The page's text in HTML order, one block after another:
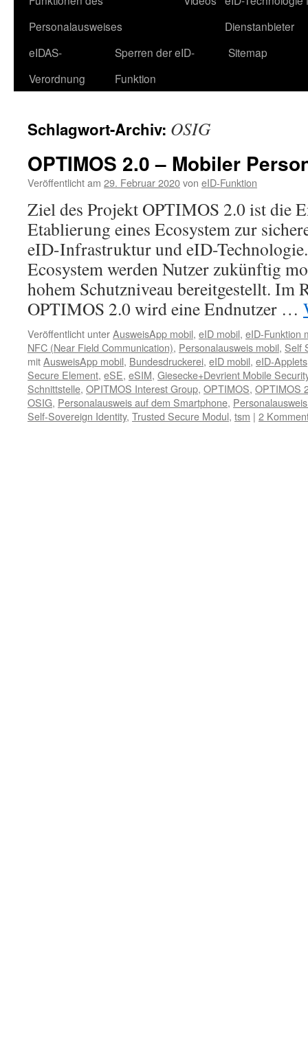
Personalausweises
Dienstanbieter
eIDAS-
Verordnung
Sperren der eID-
Funktion
Sitemap
Schlagwort-Archiv: OSIG
OPTIMOS 2.0 – Mobiler
Veröffentlicht am 29. Februar 2020von eID-Funktion
Ziel des Projekt OPTIMOS 2.0 ist die
Etablierung eines Ecosystem zur
eID-Infrastruktur und eID-
Ecosystem werden Nutzer zukünftig
hohem Schutzniveau bereitgestellt. Im
OPTIMOS 2.0 wird eine Endnutzer …
Veröffentlicht unterAusweisApp mobil, eID mobil, eID-Funktion
NFC (Near Field Communication), Personalausweis mobil, Self
mitAusweisApp mobil, Bundesdruckerei, eID mobil, eID-Applets
Secure Element, eSE, eSIM, Giesecke+Devrient Mobile
Schnittstelle, OPITMOS Interest Group, OPTIMOS, OPTIMOS
OSIG, Personalausweis auf dem Smartphone,
Self-Sovereign Identity, Trusted Secure Modul, tsm | 2